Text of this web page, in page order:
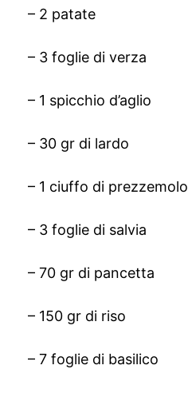
– 2 patate
– 3 foglie di verza
– 1 spicchio d’aglio
– 30 gr di lardo
– 1 ciuffo di prezzemolo
– 3 foglie di salvia
– 70 gr di pancetta
– 150 gr di riso
– 7 foglie di basilico